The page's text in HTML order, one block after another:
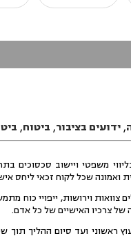
,ידועים בציבור, ביטוח,
משפטי ויישוב סכסוכים
ואמונה שכל לקוח זכאי ליחס
וירושות, ייפויי כוח
של צרכיו האישיים של כל אדם.
ראשוני ועד סיום ההליך תוך